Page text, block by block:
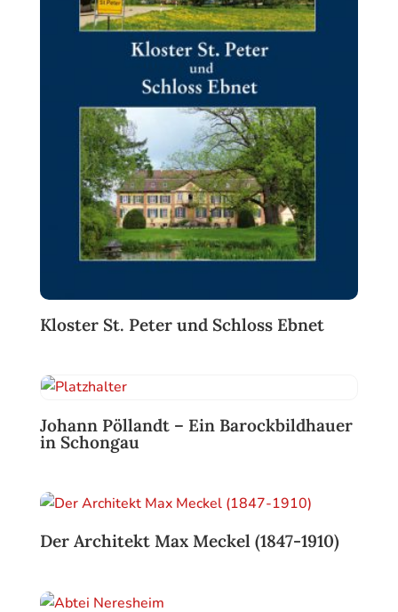
Kloster St. Peter und Schloss Ebnet
Johann Pöllandt – Ein Barockbildhauer
in Schongau
Der Architekt Max Meckel (1847-1910)